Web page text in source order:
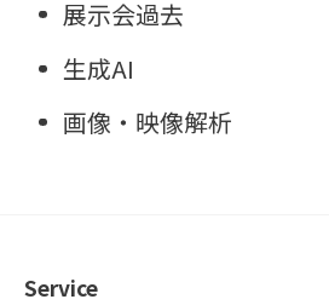
展示会過去
生成AI
画像・映像解析
Service